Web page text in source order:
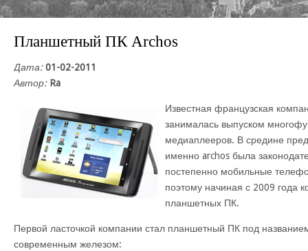
Планшетный ПК Archos
Дата: 01-02-2011
Автор: Ra
Известная французская
занималась выпуском
медиаплееров. В средине
именно archos была
постепенно мобильные
поэтому начиная с 2009 года
планшетных ПК.
Первой ласточкой компании стал планшетный ПК под
современным железом: